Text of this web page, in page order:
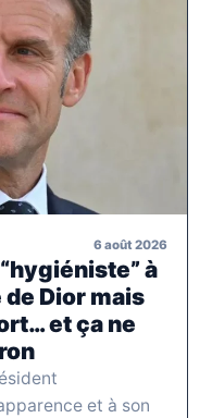
6 août 2026
à
de Dior mais
et ça ne
et à son